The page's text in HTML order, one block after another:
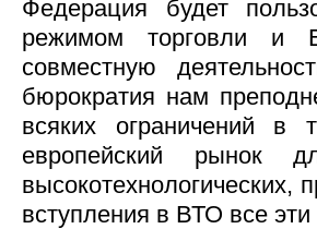
Федерация будет
режимом торговли и
совместную
бюрократия нам
всяких ограничений в
европейский рынок
высокотехнологических,
вступления в ВТО все